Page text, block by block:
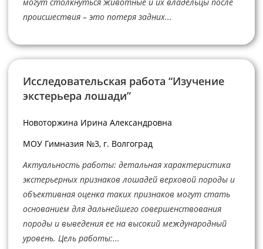
происшествия – это потеря задних...
Исследовательская работа “Изучение
экстерьера лошади”
Новоторжина Ирина Александровна
МОУ Гимназия №3, г. Волгоград
Актуальность работы: детальная характеристика
экстерьерных признаков лошадей верховой породы и
объективная оценка таких признаков могут стать
основанием для дальнейшего совершенствования
породы и выведения ее на высокий международный
уровень. Цель работы:...